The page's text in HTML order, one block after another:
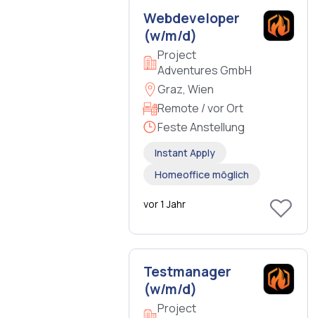
Webdeveloper
(w/m/d)
Project
Adventures GmbH
Graz, Wien
Remote / vor Ort
Feste Anstellung
Instant Apply
Homeoffice möglich
vor 1 Jahr
Testmanager
(w/m/d)
Project